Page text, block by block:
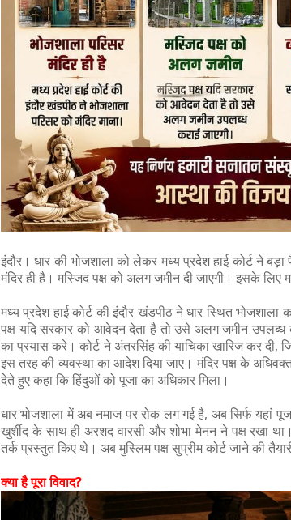
इंदौर। धार की भोजशाला को लेकर मध्य प्रदेश हाई कोर्ट ने
मंदिर ही है। मस्जिद पक्ष को अलग जमीन दी जाएगी। इसके लिए
मध्य प्रदेश हाई कोर्ट की इंदौर खंडपीठ ने धार स्थित
पक्ष यदि सरकार को आवेदन देता है तो उसे अलग जमीन उपलब्ध
का प्रयास करे। कोर्ट ने अंतरसिंह की याचिका खारिज कर दी,
इस तरह की व्यवस्था का आदेश दिया जाए। मंदिर पक्ष के
देते हुए कहा कि हिंदुओं को पूजा का अधिकार मिला।
धार भोजशाला में अब नमाज पर रोक लग गई है, अब सिर्फ यहां
खुर्शीद के साथ ही अरशद वारसी और शोभा मेनन ने पक्ष रखा
तर्क प्रस्तुत किए थे। अब मुस्लिम पक्ष सुप्रीम कोर्ट जाने की
क्या है पूरा विवाद?